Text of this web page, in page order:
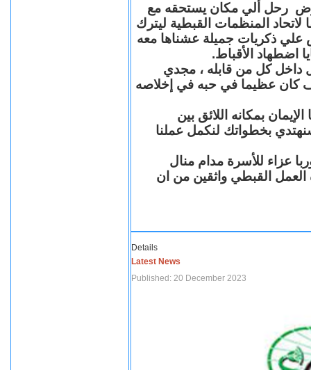
رحل ألي مكان يستحقه مع
المنظمات القبطية ليترك
علي ذكريات جميلة عشناها معه
اضطهاد الأقباط.
داخل كل من قابله ، مجدي
عظيما في حبه في إخلاصه
بمكانه اللائق بين
بخطواتك لنكمل عملنا
عزاء للأسرة مدام منال
العمل القبطي واثقين من ان
Details
Latest News
Published: 20 December 2023